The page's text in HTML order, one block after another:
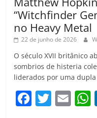
“Witchfinder
no Heavy Metal
22 de junho de 2026
O século XVII britânico
sombrios de histeria
liderados por uma dupla
F T E